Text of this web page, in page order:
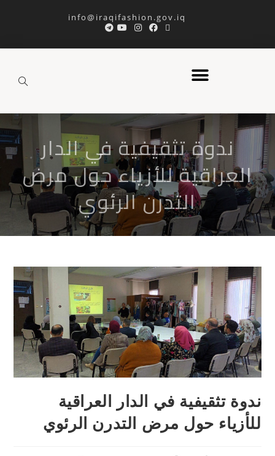
ندوة تثقيفية في الدار
العراقية للأزياء حول مرض
التدرن الرئوي
ندوة تثقيفية في الدار العراقية
للأزياء حول مرض التدرن الرئوي